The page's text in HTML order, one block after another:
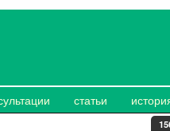
статьи